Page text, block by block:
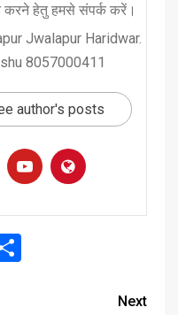
करने हेतु हमसे संपर्क करें।
Jwalapur Haridwar.
8057000411
author's posts
Next